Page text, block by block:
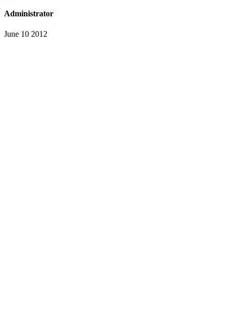
Administrator
June 10 2012